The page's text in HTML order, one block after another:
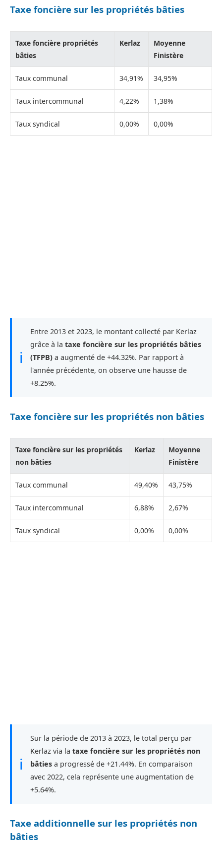
Taxe foncière sur les propriétés bâties
Taxe foncière propriétés
bâties
Kerlaz
Moyenne
Finistère
Taux communal 34,91% 34,95%
Taux intercommunal 4,22% 1,38%
Taux syndical 0,00% 0,00%
ℹ
Entre 2013 et 2023, le montant collecté par Kerlaz
grâce à la taxe foncière sur les propriétés bâties
(TFPB) a augmenté de +44.32%. Par rapport à
l'année précédente, on observe une hausse de
+8.25%.
Taxe foncière sur les propriétés non bâties
Taxe foncière sur les propriétés
non bâties
Kerlaz
Moyenne
Finistère
Taux communal 49,40% 43,75%
Taux intercommunal 6,88% 2,67%
Taux syndical 0,00% 0,00%
ℹ
Sur la période de 2013 à 2023, le total perçu par
Kerlaz via la taxe foncière sur les propriétés non
bâties a progressé de +21.44%. En comparaison
avec 2022, cela représente une augmentation de
+5.64%.
Taxe additionnelle sur les propriétés non
bâties